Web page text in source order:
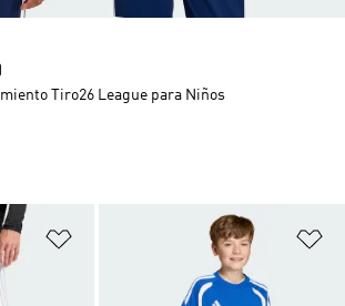
Añadir a la lista de deseos
Tiro26 League para Niños